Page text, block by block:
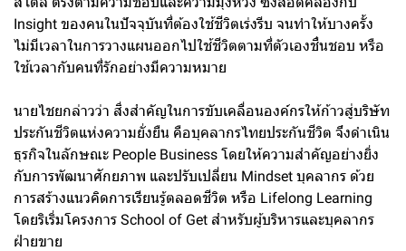
Insight ของคนในปัจจุบันที่ต้องใช้ชีวิตเร่งรีบ จนทำให้บางครั้ง
ไม่มีเวลาในการวางแผนออกไปใช้ชีวิตตามที่ตัวเองชื่นชอบ หรือ
ใช้เวลากับคนที่รักอย่างมีความหมาย
นายไชยกล่าวว่า สิ่งสำคัญในการขับเคลื่อนองค์กรให้ก้าวสู่บริษัท
ประกันชีวิตแห่งความยั่งยืน คือบุคลากรไทยประกันชีวิต จึงดำเนิน
ธุรกิจในลักษณะ People Business โดยให้ความสำคัญอย่างยิ่ง
กับการพัฒนาศักยภาพ และปรับเปลี่ยน Mindset บุคลากร ด้วย
การสร้างแนวคิดการเรียนรู้ตลอดชีวิต หรือ Lifelong Learning
โดยริเริ่มโครงการ School of Get สำหรับผู้บริหารและบุคลากร
ฝ่ายขาย